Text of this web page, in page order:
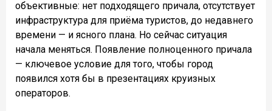
объективные: нет подходящего причала, отсутствует
инфраструктура для приёма туристов, до недавнего
времени — и ясного плана. Но сейчас ситуация
начала меняться. Появление полноценного причала
— ключевое условие для того, чтобы город
появился хотя бы в презентациях круизных
операторов.